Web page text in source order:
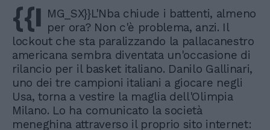
{{I MG_SX}}L'Nba chiude i battenti, almeno
per ora? Non c'è problema, anzi. Il
lockout che sta paralizzando la pallacanestro
americana sembra diventata un'occasione di
rilancio per il basket italiano. Danilo Gallinari,
uno dei tre campioni italiani a giocare negli
Usa, torna a vestire la maglia dell'Olimpia
Milano. Lo ha comunicato la società
meneghina attraverso il proprio sito internet: